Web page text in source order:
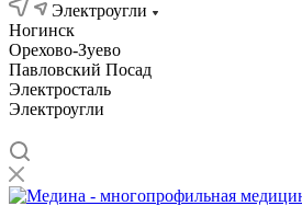
Электроугли
Ногинск
Орехово-Зуево
Павловский Посад
Электросталь
Электроугли